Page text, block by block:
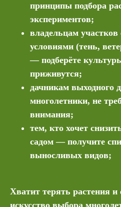
принципы подбора
экспериментов;
владельцам
условиями (тень,
— подберёте
приживутся;
дачникам выходного
многолетники, не
внимания;
тем, кто хочет
садом — получите
выносливых видов;
Хватит терять растения